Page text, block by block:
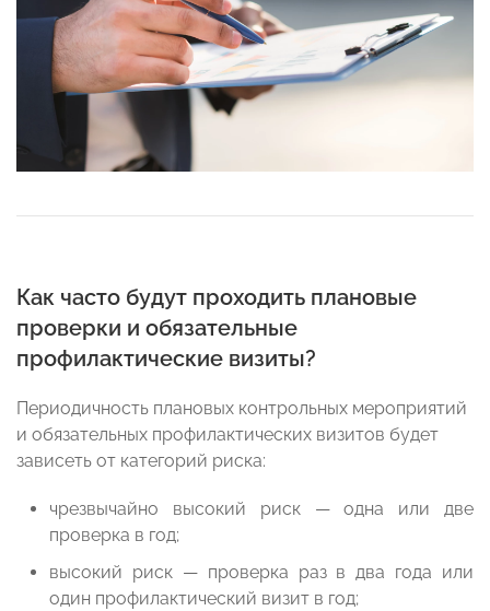
Как часто будут проходить плановые
проверки и обязательные
профилактические визиты?
Периодичность плановых контрольных мероприятий
и обязательных профилактических визитов будет
зависеть от категорий риска:
чрезвычайно высокий риск — одна или две
проверка в год;
высокий риск — проверка раз в два года или
один профилактический визит в год;